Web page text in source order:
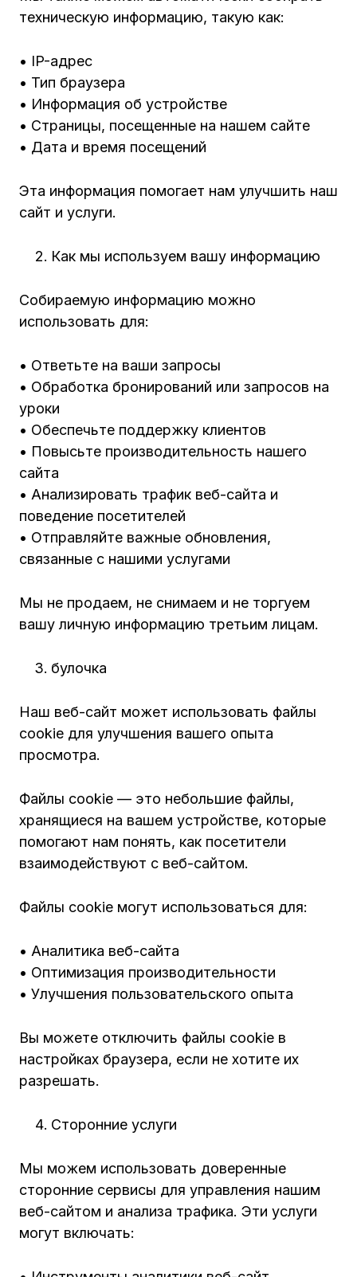
техническую информацию, такую как:
• IP-адрес
• Тип браузера
• Информация об устройстве
• Страницы, посещенные на нашем сайте
• Дата и время посещений
Эта информация помогает нам улучшить наш
сайт и услуги.
Как мы используем вашу информацию
Собираемую информацию можно
использовать для:
• Ответьте на ваши запросы
• Обработка бронирований или запросов на
уроки
• Обеспечьте поддержку клиентов
• Повысьте производительность нашего
сайта
• Анализировать трафик веб-сайта и
поведение посетителей
• Отправляйте важные обновления,
связанные с нашими услугами
Мы не продаем, не снимаем и не торгуем
вашу личную информацию третьим лицам.
булочка
Наш веб-сайт может использовать файлы
cookie для улучшения вашего опыта
просмотра.
Файлы cookie — это небольшие файлы,
хранящиеся на вашем устройстве, которые
помогают нам понять, как посетители
взаимодействуют с веб-сайтом.
Файлы cookie могут использоваться для:
• Аналитика веб-сайта
• Оптимизация производительности
• Улучшения пользовательского опыта
Вы можете отключить файлы cookie в
настройках браузера, если не хотите их
разрешать.
Сторонние услуги
Мы можем использовать доверенные
сторонние сервисы для управления нашим
веб-сайтом и анализа трафика. Эти услуги
могут включать: